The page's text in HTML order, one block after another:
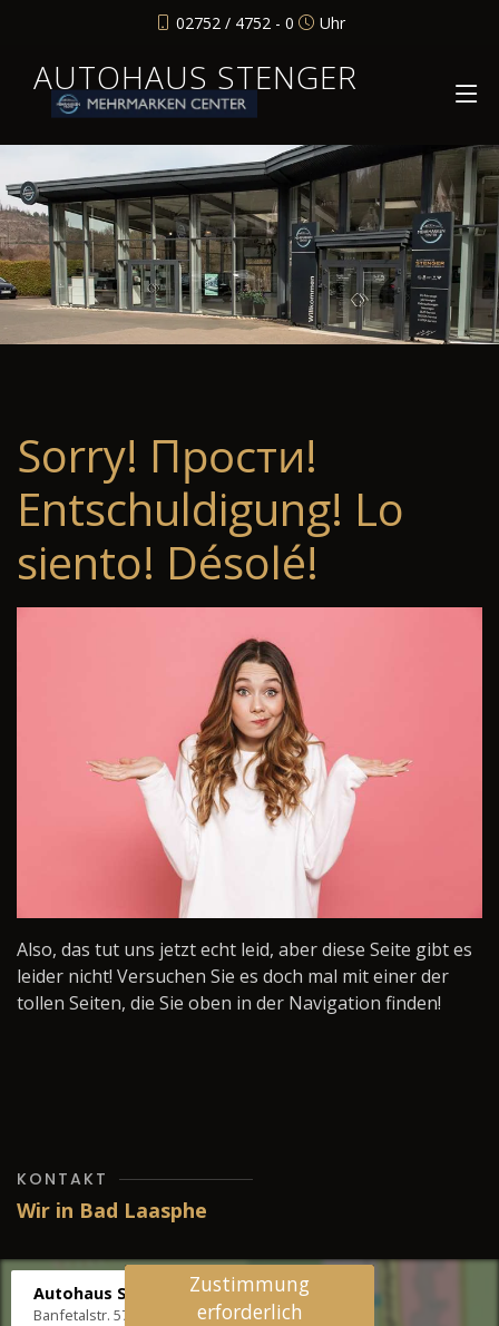
02752 / 4752 - 0 Uhr
AUTOHAUS STENGER
Sorry! Прости!
Entschuldigung! Lo
siento! Désolé!
Also, das tut uns jetzt echt leid, aber diese Seite gibt es
leider nicht! Versuchen Sie es doch mal mit einer der
tollen Seiten, die Sie oben in der Navigation finden!
KONTAKT
Wir in Bad Laasphe
Autohaus Stenger
Banfetalstr. 57, 57334 Bad Laasphe
Zustimmung
erforderlich